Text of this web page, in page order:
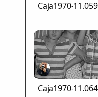
Caja1970-11.059
Caja1970-11.064